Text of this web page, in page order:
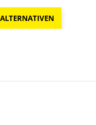
ALTERNATIVEN